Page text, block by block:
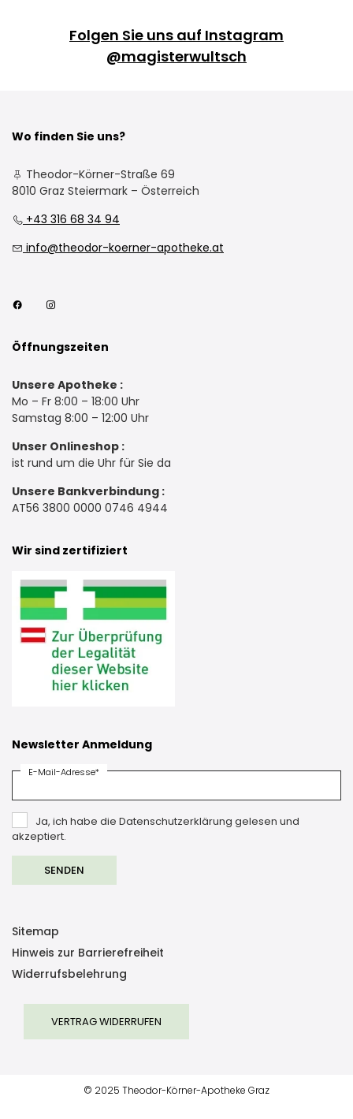
Folgen Sie uns auf Instagram
@magisterwultsch
Wo finden Sie uns?
Theodor-Körner-Straße 69
8010 Graz Steiermark – Österreich
+43 316 68 34 94
info@theodor-koerner-apotheke.at
Öffnungszeiten
Unsere Apotheke :
Mo – Fr 8:00 – 18:00 Uhr
Samstag 8:00 – 12:00 Uhr
Unser Onlineshop :
ist rund um die Uhr für Sie da
Unsere Bankverbindung :
AT56 3800 0000 0746 4944
Wir sind zertifiziert
Newsletter Anmeldung
E-Mail-Adresse*
Ja, ich habe die Datenschutzerklärung gelesen und
akzeptiert.
Sitemap
Hinweis zur Barrierefreiheit
Widerrufsbelehrung
VERTRAG WIDERRUFEN
© 2025 Theodor-Körner-Apotheke Graz